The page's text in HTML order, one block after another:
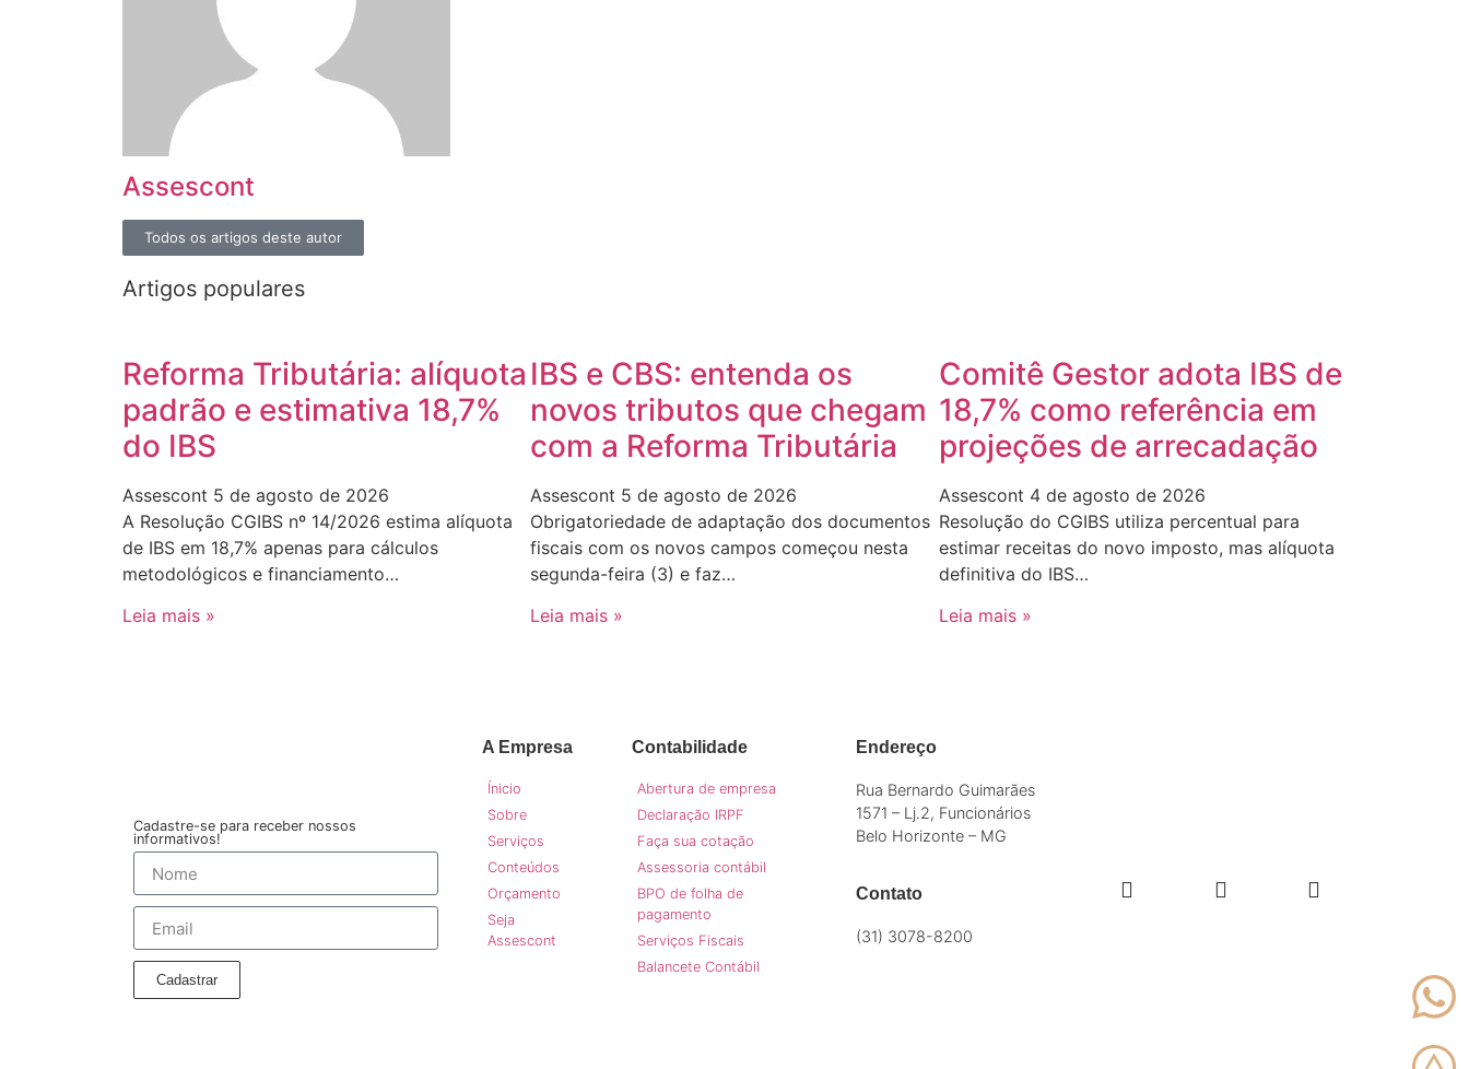
Assescont
Todos os artigos deste autor
Artigos populares
Reforma Tributária: alíquota
padrão e estimativa 18,7%
do IBS
Assescont 5 de agosto de 2026
A Resolução CGIBS nº 14/2026 estima alíquota
de IBS em 18,7% apenas para cálculos
metodológicos e financiamento…
Leia mais »
IBS e CBS: entenda os
novos tributos que chegam
com a Reforma Tributária
Assescont 5 de agosto de 2026
Obrigatoriedade de adaptação dos documentos
fiscais com os novos campos começou nesta
segunda-feira (3) e faz…
Leia mais »
Comitê Gestor adota IBS de
18,7% como referência em
projeções de arrecadação
Assescont 4 de agosto de 2026
Resolução do CGIBS utiliza percentual para
estimar receitas do novo imposto, mas alíquota
definitiva do IBS…
Leia mais »
Cadastre-se para receber nossos
informativos!
Cadastrar
A Empresa
Ínicio
Sobre
Serviços
Conteúdos
Orçamento
Seja
Assescont
Contabilidade
Abertura de empresa
Declaração IRPF
Faça sua cotação
Assessoria contábil
BPO de folha de
pagamento
Serviços Fiscais
Balancete Contábil
Endereço
Rua Bernardo Guimarães
1571 – Lj.2, Funcionários
Belo Horizonte – MG
Contato
(31) 3078-8200